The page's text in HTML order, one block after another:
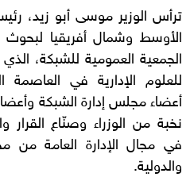
ترأس الوزير موسى أبو زيد،
الأوسط وشمال أفريقيا لبحوث
الجمعية العمومية للشبكة،
للعلوم الإدارية في العاصمة
أعضاء مجلس إدارة الشبكة
نخبة من الوزراء وصنّاع القرار
في مجال الإدارة العامة من
والدولية.